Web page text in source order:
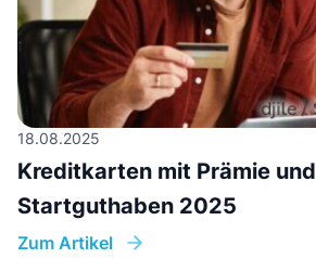
18.08.2025
Kreditkarten mit Prämie und
Startguthaben 2025
Zum Artikel